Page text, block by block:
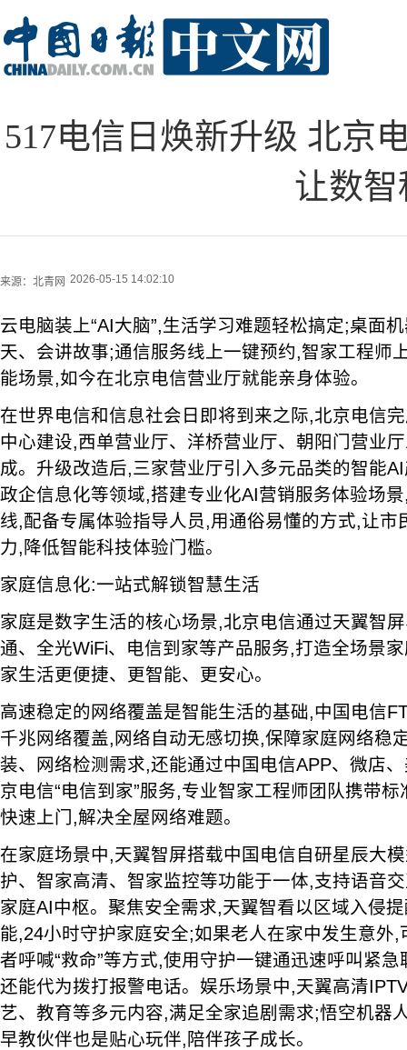
517电信日焕新升级 北京
让数
来源： 北青网 2026-05-15 14:02:10
云电脑装上“AI大脑”,生活学习难题轻松搞定;桌面
天、会讲故事;通信服务线上一键预约,智家工程
能场景,如今在北京电信营业厅就能亲身体验。
在世界电信和信息社会日即将到来之际,北京电信
中心建设,西单营业厅、洋桥营业厅、朝阳门营业
成。升级改造后,三家营业厅引入多元品类的智能
政企信息化等领域,搭建专业化AI营销服务体验场
线,配备专属体验指导人员,用通俗易懂的方式,让市
力,降低智能科技体验门槛。
家庭信息化:一站式解锁智慧生活
家庭是数字生活的核心场景,北京电信通过天翼智
通、全光WiFi、电信到家等产品服务,打造全场景
家生活更便捷、更智能、更安心。
高速稳定的网络覆盖是智能生活的基础,中国电信
千兆网络覆盖,网络自动无感切换,保障家庭网络稳
装、网络检测需求,还能通过中国电信APP、微店
京电信“电信到家”服务,专业智家工程师团队携带
快速上门,解决全屋网络难题。
在家庭场景中,天翼智屏搭载中国电信自研星辰大
护、智家高清、智家监控等功能于一体,支持语音
家庭AI中枢。聚焦安全需求,天翼智看以区域入侵
能,24小时守护家庭安全;如果老人在家中发生意外
者呼喊“救命”等方式,使用守护一键通迅速呼叫紧
还能代为拨打报警电话。娱乐场景中,天翼高清
艺、教育等多元内容,满足全家追剧需求;悟空机器
早教伙伴也是贴心玩伴,陪伴孩子成长。